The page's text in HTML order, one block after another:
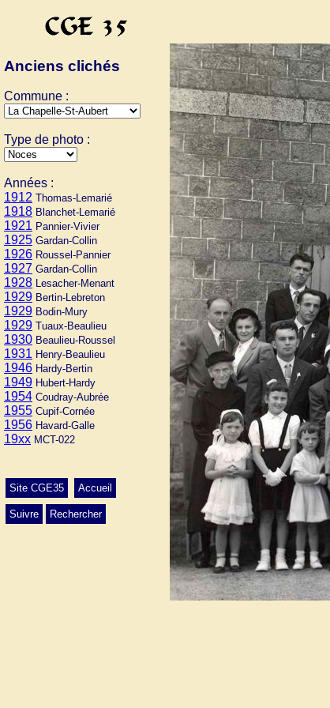
Anciens clichés
Commune :
Type de photo :
Années :
1912 Thomas-Lemarié
1918 Blanchet-Lemarié
1921 Pannier-Vivier
1925 Gardan-Collin
1926 Roussel-Pannier
1927 Gardan-Collin
1928 Lesacher-Menant
1929 Bertin-Lebreton
1929 Bodin-Mury
1929 Tuaux-Beaulieu
1930 Beaulieu-Roussel
1931 Henry-Beaulieu
1946 Hardy-Bertin
1949 Hubert-Hardy
1954 Coudray-Aubrée
1955 Cupif-Cornée
1956 Havard-Galle
19xx MCT-022
Site CGE35 Accueil
Suivre Rechercher